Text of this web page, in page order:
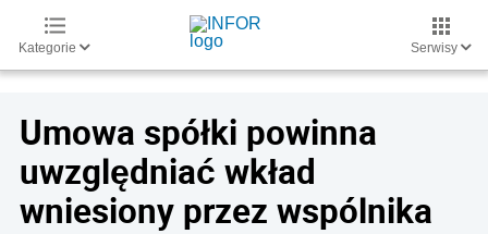
Kategorie Serwisy
Umowa spółki powinna
uwzględniać wkład
wniesiony przez wspólnika